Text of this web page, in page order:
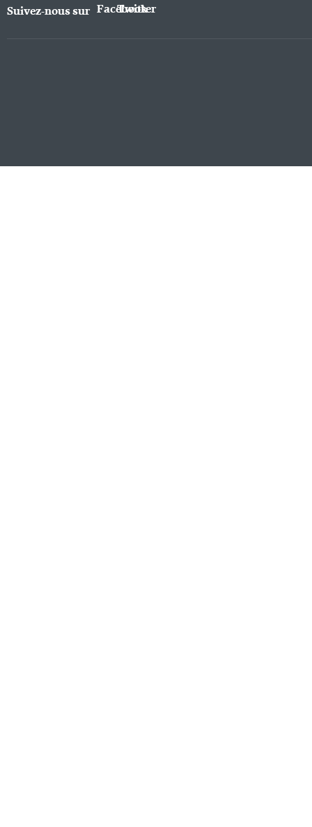
Suivez-nous sur Facebook
Twitter